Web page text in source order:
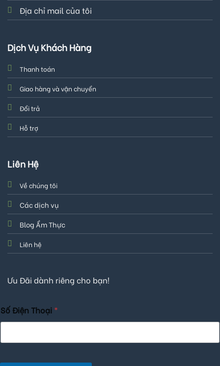
Địa chỉ mail của tôi
Dịch Vụ Khách Hàng
Thanh toán
Giao hàng và vận chuyển
Đổi trả
Hỗ trợ
Liên Hệ
Về chúng tôi
Các dịch vụ
Blog Ẩm Thực
Liên hệ
Ưu Đãi dành riêng cho bạn!
Số Điện Thoại *